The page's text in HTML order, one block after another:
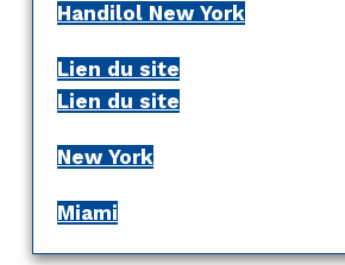
Handilol New York
Lien du site
Lien du site
New York
Miami